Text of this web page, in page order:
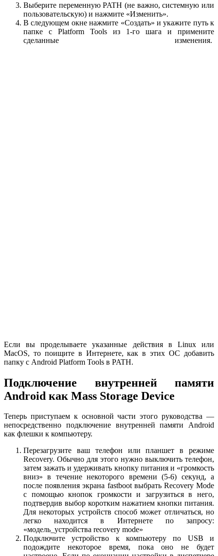
Выберите переменную PATH (не важно, системную или
пользовательскую) и нажмите «Изменить».
В следующем окне нажмите «Создать» и укажите путь к
папке с Platform Tools из 1-го шага и примените
сделанные изменения.
Если вы проделываете указанные действия в Linux или
MacOS, то поищите в Интернете, как в этих ОС добавить
папку с Android Platform Tools в PATH.
Подключение внутренней памяти
Android как Mass Storage Device
Теперь приступаем к основной части этого руководства —
непосредственно подключение внутренней памяти Android
как флешки к компьютеру.
Перезагрузите ваш телефон или планшет в режиме
Recovery. Обычно для этого нужно выключить телефон,
затем зажать и удерживать кнопку питания и «громкость
вниз» в течение некоторого времени (5-6) секунд, а
после появления экрана fastboot выбрать Recovery Mode
с помощью кнопок громкости и загрузиться в него,
подтвердив выбор коротким нажатием кнопки питания.
Для некоторых устройств способ может отличаться, но
легко находится в Интернете по запросу:
«модель_устройства recovery mode»
Подключите устройство к компьютеру по USB и
подождите некоторое время, пока оно не будет